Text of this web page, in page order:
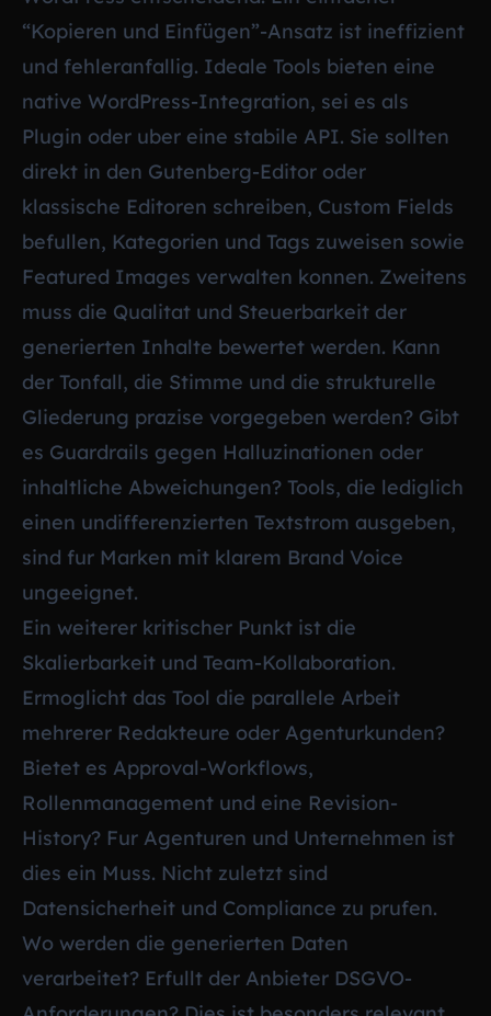
“Kopieren und Einfügen”-Ansatz ist ineffizient
und fehleranfallig. Ideale Tools bieten eine
native WordPress-Integration, sei es als
Plugin oder uber eine stabile API. Sie sollten
direkt in den Gutenberg-Editor oder
klassische Editoren schreiben, Custom Fields
befullen, Kategorien und Tags zuweisen sowie
Featured Images verwalten konnen. Zweitens
muss die Qualitat und Steuerbarkeit der
generierten Inhalte bewertet werden. Kann
der Tonfall, die Stimme und die strukturelle
Gliederung prazise vorgegeben werden? Gibt
es Guardrails gegen Halluzinationen oder
inhaltliche Abweichungen? Tools, die lediglich
einen undifferenzierten Textstrom ausgeben,
sind fur Marken mit klarem Brand Voice
ungeeignet.
Ein weiterer kritischer Punkt ist die
Skalierbarkeit und Team-Kollaboration.
Ermoglicht das Tool die parallele Arbeit
mehrerer Redakteure oder Agenturkunden?
Bietet es Approval-Workflows,
Rollenmanagement und eine Revision-
History? Fur Agenturen und Unternehmen ist
dies ein Muss. Nicht zuletzt sind
Datensicherheit und Compliance zu prufen.
Wo werden die generierten Daten
verarbeitet? Erfullt der Anbieter DSGVO-